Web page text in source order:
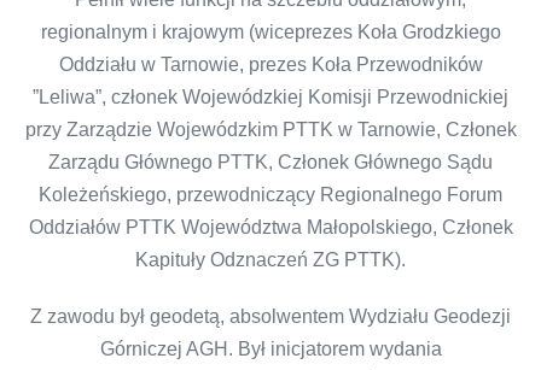
regionalnym i krajowym (wiceprezes Koła Grodzkiego
Oddziału w Tarnowie, prezes Koła Przewodników
”Leliwa”, członek Wojewódzkiej Komisji Przewodnickiej
przy Zarządzie Wojewódzkim PTTK w Tarnowie, Członek
Zarządu Głównego PTTK, Członek Głównego Sądu
Koleżeńskiego, przewodniczący Regionalnego Forum
Oddziałów PTTK Województwa Małopolskiego, Członek
Kapituły Odznaczeń ZG PTTK).
Z zawodu był geodetą, absolwentem Wydziału Geodezji
Górniczej AGH. Był inicjatorem wydania